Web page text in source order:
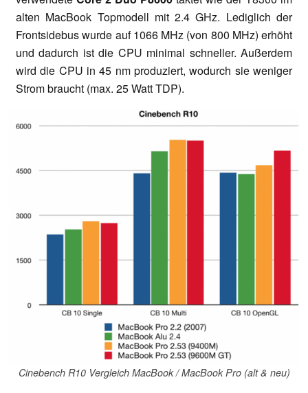
alten MacBook Topmodell mit 2.4 GHz. Lediglich der
Frontsidebus wurde auf 1066 MHz (von 800 MHz) erhöht
und dadurch ist die CPU minimal schneller. Außerdem
wird die CPU in 45 nm produziert, wodurch sie weniger
Strom braucht (max. 25 Watt TDP).
Cinebench R10 Vergleich MacBook / MacBook Pro (alt & neu)